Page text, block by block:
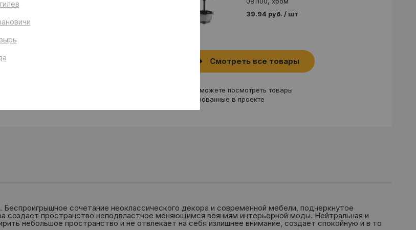
39.94 руб. / шт
Смотреть все товары
— вы можете посмотреть товары
использованные в проекте
сочетание неоклассического декора и современной мебели, подчеркнутое
создает пространство неподвластное меняющимся веяниям интерьерной моды. Нейтральная и
небольшое пространство и не отвлекает на себя излишнее внимание, создает спокойную и в то